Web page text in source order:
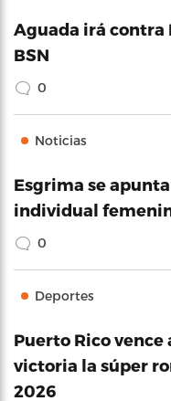
Aguada irá contra
BSN
0
Noticias
Esgrima se
individual
0
Deportes
Puerto Rico vence
victoria la súper
2026